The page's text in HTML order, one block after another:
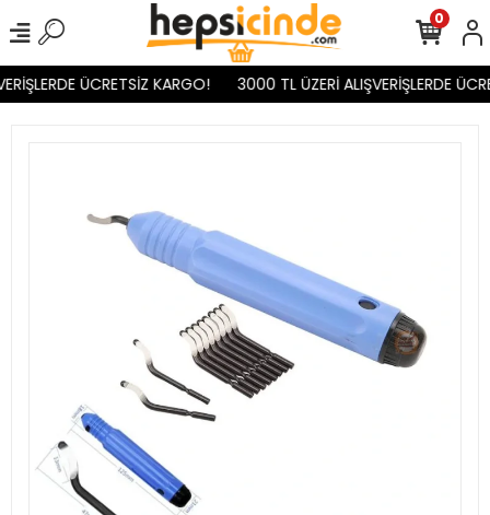
ÜCRETSİZ KARGO! 3000 TL ÜZERİ ALIŞVERİŞLERDE
0